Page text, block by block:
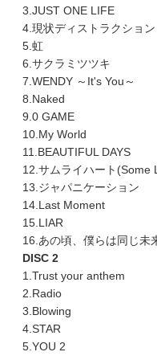
3.JUST ONE LIFE
4.現状ディストラクション
5.虹
6.サクラミツツキ
7.WENDY ～It's You～
8.Naked
9.0 GAME
10.My World
11.BEAUTIFUL DAYS
12.サムライハート(Some
13.ジャパニケーション
14.Last Moment
15.LIAR
16.あの頃、僕らは同じ未
DISC 2
1.Trust your anthem
2.Radio
3.Blowing
4.STAR
5.YOU 2